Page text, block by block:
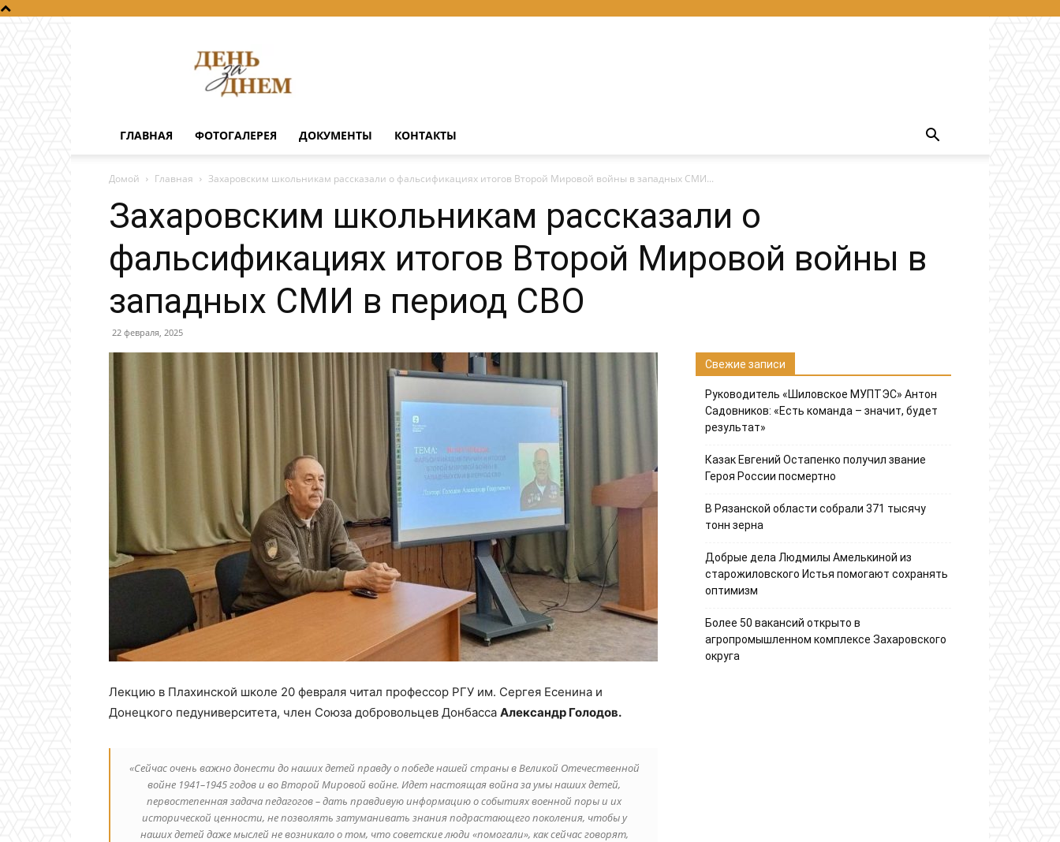
за
днем
ГЛАВНАЯ ФОТОГАЛЕРЕЯ ДОКУМЕНТЫ КОНТАКТЫ
Домой Главная Захаровским школьникам рассказали о фальсификациях итогов Второй Мировой войны в западных СМИ...
Захаровским школьникам рассказали о
фальсификациях итогов Второй Мировой войны в
западных СМИ в период СВО
22 февраля, 2025
Лекцию в Плахинской школе 20 февраля читал профессор РГУ им. Сергея Есенина и
Донецкого педуниверситета, член Союза добровольцев Донбасса Александр Голодов.
«Сейчас очень важно донести до наших детей правду о победе нашей страны в Великой Отечественной
войне 1941–1945 годов и во Второй Мировой войне. Идет настоящая война за умы наших детей,
первостепенная задача педагогов – дать правдивую информацию о событиях военной поры и их
исторической ценности, не позволять затуманивать знания подрастающего поколения, чтобы у
наших детей даже мыслей не возникало о том, что советские люди «помогали», как сейчас говорят,
Свежие записи
Руководитель «Шиловское МУПТЭС» Антон
Садовников: «Есть команда – значит, будет
результат»
Казак Евгений Остапенко получил звание
Героя России посмертно
В Рязанской области собрали 371 тысячу
тонн зерна
Добрые дела Людмилы Амелькиной из
старожиловского Истья помогают сохранять
оптимизм
Более 50 вакансий открыто в
агропромышленном комплексе Захаровского
округа